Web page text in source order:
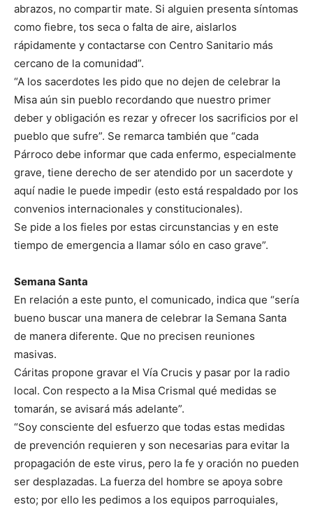
abrazos, no compartir mate. Si alguien presenta síntomas
como fiebre, tos seca o falta de aire, aislarlos
rápidamente y contactarse con Centro Sanitario más
cercano de la comunidad”.
“A los sacerdotes les pido que no dejen de celebrar la
Misa aún sin pueblo recordando que nuestro primer
deber y obligación es rezar y ofrecer los sacrificios por el
pueblo que sufre”. Se remarca también que “cada
Párroco debe informar que cada enfermo, especialmente
grave, tiene derecho de ser atendido por un sacerdote y
aquí nadie le puede impedir (esto está respaldado por los
convenios internacionales y constitucionales).
Se pide a los fieles por estas circunstancias y en este
tiempo de emergencia a llamar sólo en caso grave”.
Semana Santa
En relación a este punto, el comunicado, indica que “sería
bueno buscar una manera de celebrar la Semana Santa
de manera diferente. Que no precisen reuniones
masivas.
Cáritas propone gravar el Vía Crucis y pasar por la radio
local. Con respecto a la Misa Crismal qué medidas se
tomarán, se avisará más adelante”.
“Soy consciente del esfuerzo que todas estas medidas
de prevención requieren y son necesarias para evitar la
propagación de este virus, pero la fe y oración no pueden
ser desplazadas. La fuerza del hombre se apoya sobre
esto; por ello les pedimos a los equipos parroquiales,